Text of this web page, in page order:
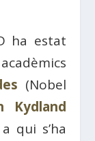
ha estat
(Nobel
Kydland
qui s’ha